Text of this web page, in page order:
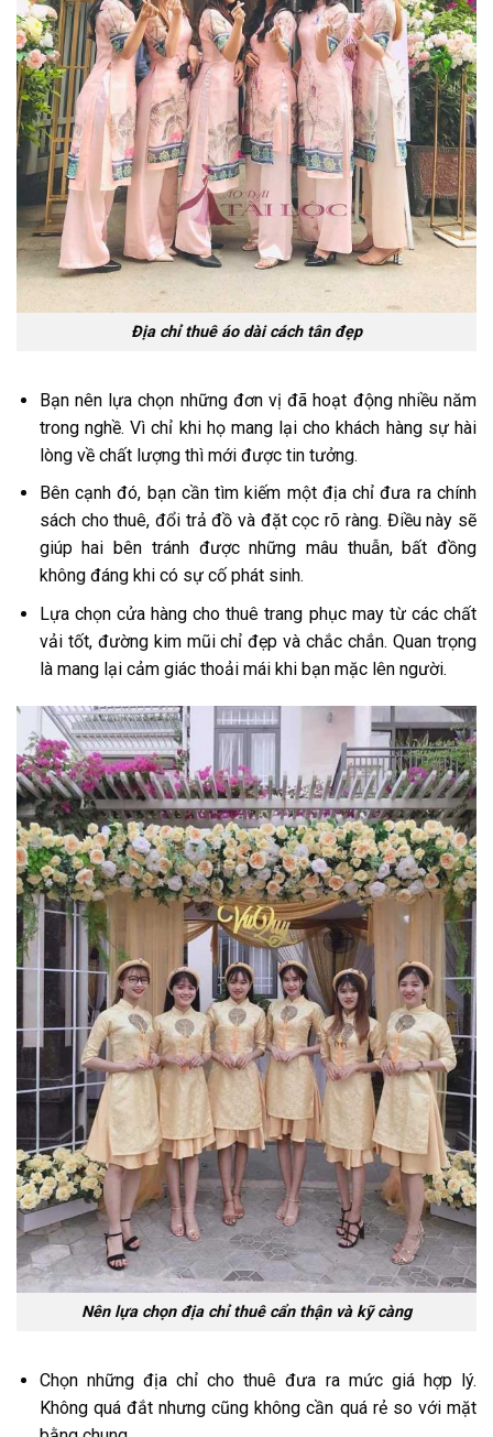
Địa chỉ thuê áo dài cách tân đẹp
Bạn nên lựa chọn những đơn vị đã hoạt động nhiều năm
trong nghề. Vì chỉ khi họ mang lại cho khách hàng sự hài
lòng về chất lượng thì mới được tin tưởng.
Bên cạnh đó, bạn cần tìm kiếm một địa chỉ đưa ra chính
sách cho thuê, đổi trả đồ và đặt cọc rõ ràng. Điều này sẽ
giúp hai bên tránh được những mâu thuẫn, bất đồng
không đáng khi có sự cố phát sinh.
Lựa chọn cửa hàng cho thuê trang phục may từ các chất
vải tốt, đường kim mũi chỉ đẹp và chắc chắn. Quan trọng
là mang lại cảm giác thoải mái khi bạn mặc lên người.
Nên lựa chọn địa chỉ thuê cẩn thận và kỹ càng
Chọn những địa chỉ cho thuê đưa ra mức giá hợp lý.
Không quá đắt nhưng cũng không cần quá rẻ so với mặt